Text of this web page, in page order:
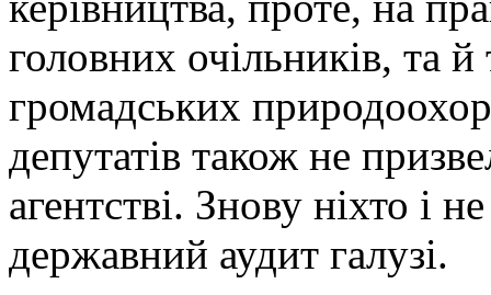
головних очільників, та
громадських
депутатів також не
агентстві. Знову ніхто і
державний аудит галузі.